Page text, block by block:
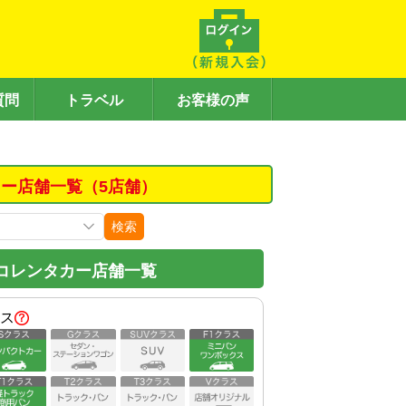
問 トラベル お客様の声
店舗一覧（5店舗）
検索
レンタカー店舗一覧